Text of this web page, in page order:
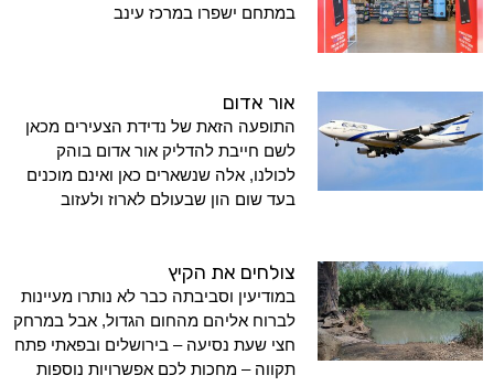
במתחם ישפרו במרכז עינב
אור אדום
התופעה הזאת של נדידת הצעירים מכאן
לשם חייבת להדליק אור אדום בוהק
לכולנו, אלה שנשארים כאן ואינם מוכנים
בעד שום הון שבעולם לארוז ולעזוב
צולחים את הקיץ
במודיעין וסביבתה כבר לא נותרו מעיינות
לברוח אליהם מהחום הגדול, אבל במרחק
חצי שעת נסיעה – בירושלים ובפאתי פתח
תקווה – מחכות לכם אפשרויות נוספות